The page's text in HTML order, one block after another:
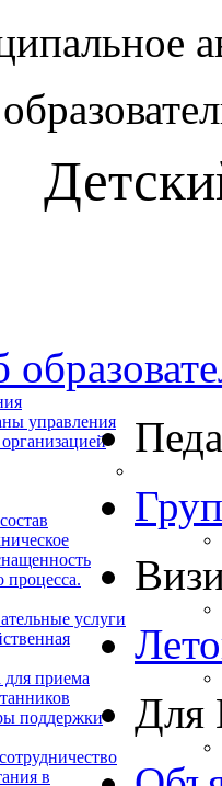
управления
процесса.
услуги
приема
поддержки
в
Для